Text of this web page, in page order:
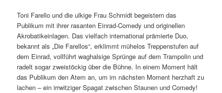
Toni Farello und die ulkige Frau Schmidt begeistern das
Publikum mit ihrer rasanten Einrad-Comedy und originellen
Akrobatikeinlagen. Das vielfach international prämierte Duo,
bekannt als „Die Farellos“, erklimmt mühelos Treppenstufen auf
dem Einrad, vollführt waghalsige Sprünge auf dem Trampolin und
radelt sogar zweistöckig über die Bühne. In einem Moment hält
das Publikum den Atem an, um im nächsten Moment herzhaft zu
lachen – ein irrwitziger Spagat zwischen Staunen und Comedy!